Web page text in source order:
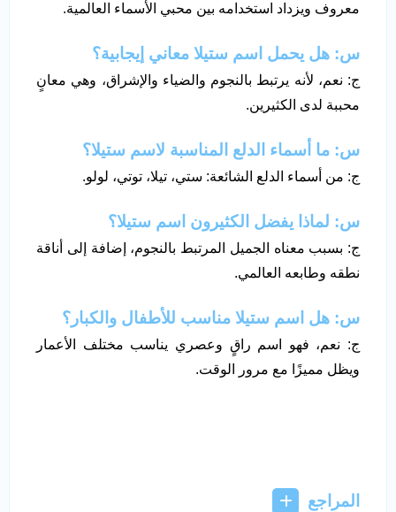
معروف ويزداد استخدامه بين محبي الأسماء العالمية.
س: هل يحمل اسم ستيلا معاني إيجابية؟
ج: نعم، لأنه يرتبط بالنجوم والضياء والإشراق، وهي معانٍ
محببة لدى الكثيرين.
س: ما أسماء الدلع المناسبة لاسم ستيلا؟
ج: من أسماء الدلع الشائعة: ستي، تيلا، توتي، لولو.
س: لماذا يفضل الكثيرون اسم ستيلا؟
ج: بسبب معناه الجميل المرتبط بالنجوم، إضافة إلى أناقة
نطقه وطابعه العالمي.
س: هل اسم ستيلا مناسب للأطفال والكبار؟
ج: نعم، فهو اسم راقٍ وعصري يناسب مختلف الأعمار
ويظل مميزًا مع مرور الوقت.
المراجع